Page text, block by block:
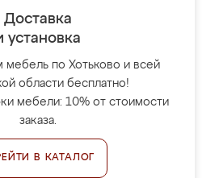
Доставка
установка
мебель по Хотьково и всей
области бесплатно!
мебели: 10% от стоимости
заказа.
В КАТАЛОГ